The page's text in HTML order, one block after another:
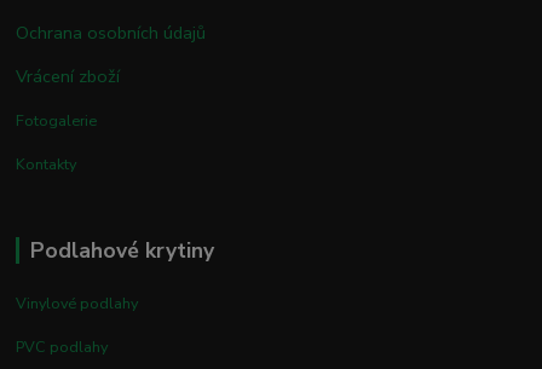
Ochrana osobních údajů
Vrácení zboží
Fotogalerie
Kontakty
Podlahové krytiny
Vinylové podlahy
PVC podlahy